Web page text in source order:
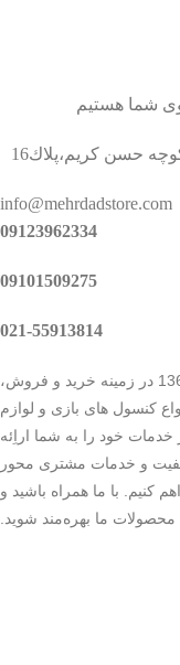
حسن كريم،پلاك16
info@mehrdadstore.com
09123962334
09101509275
021-55913814
با بیش از سی و پنج سال سابقه از سال 1367 در زمینه خرید و فروش،
کنسول های بازی و لوازم
خدمات خود را به شما اراِئه
کیفیت و خدمات مشتری محور
کنیم. با ما همراه باشید و
محصولات ما بهره‌مند شوید.